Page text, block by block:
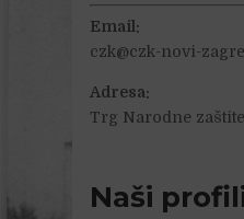
Email:
czk@czk-novi-
Adresa:
Trg Narodne
Naši